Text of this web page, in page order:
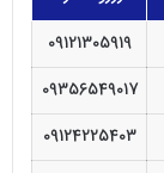
رزرو شماره
09121305919
09356549017
09124225403